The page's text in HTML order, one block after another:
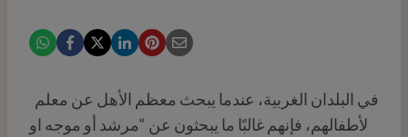
لأطفالهم، فإنهم غالبًا ما يبحثون عن “مرشد أو موجه او